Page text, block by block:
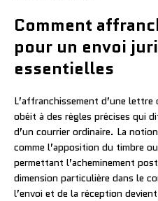
Comment
pour un envoi
essentielles
L’affranchissement d’une
obéit à des règles précises qui
d’un courrier ordinaire. La
comme l’apposition du timbre
permettant l’acheminement
dimension particulière dans le
l’envoi et de la réception